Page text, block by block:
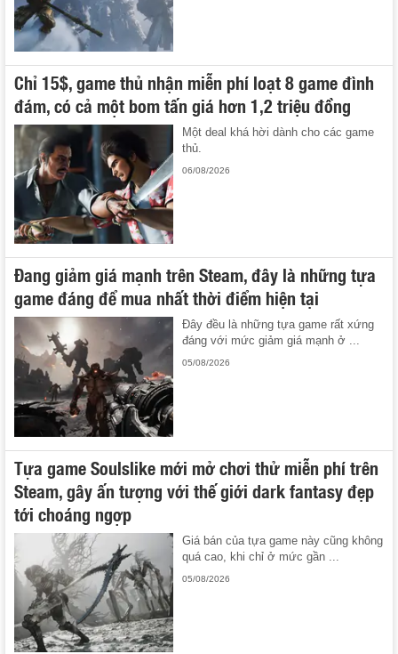
Chỉ 15$, game thủ nhận miễn phí loạt 8 game đình
đám, có cả một bom tấn giá hơn 1,2 triệu đồng
Một deal khá hời dành cho các game
thủ.
06/08/2026
Đang giảm giá mạnh trên Steam, đây là những tựa
game đáng để mua nhất thời điểm hiện tại
Đây đều là những tựa game rất xứng
đáng với mức giảm giá mạnh ở ...
05/08/2026
Tựa game Soulslike mới mở chơi thử miễn phí trên
Steam, gây ấn tượng với thế giới dark fantasy đẹp
tới choáng ngợp
Giá bán của tựa game này cũng không
quá cao, khi chỉ ở mức gần ...
05/08/2026